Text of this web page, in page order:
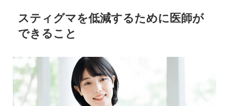
スティグマを低減するために医師が
できること